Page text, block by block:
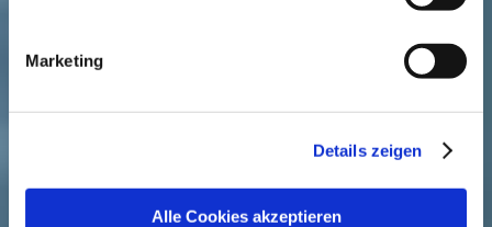
Marketing
Details zeigen
Alle Cookies akzeptieren